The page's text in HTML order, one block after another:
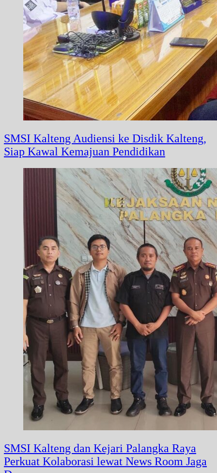
SMSI Kalteng Audiensi ke Disdik Kalteng,
Siap Kawal Kemajuan Pendidikan
SMSI Kalteng dan Kejari Palangka Raya
Perkuat Kolaborasi lewat News Room Jaga